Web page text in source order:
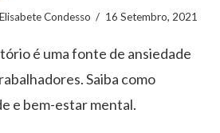
Condesso 16 Setembro, 2021
é uma fonte de ansiedade
Saiba como
e bem-estar mental.